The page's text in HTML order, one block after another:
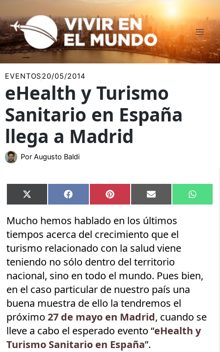
al
contenido
EVENTOS20/05/2014
eHealth y Turismo
Sanitario en España
llega a Madrid
Por Augusto Baldi
Compartir
en
X
(Twitter)
Compartir
en
Facebook Compartir
en
Pinterest Compartir
en
Email
en
Mucho hemos hablado en los últimos
tiempos acerca del crecimiento que el
turismo relacionado con la salud viene
teniendo no sólo dentro del territorio
nacional, sino en todo el mundo. Pues bien,
en el caso particular de nuestro país una
buena muestra de ello la tendremos el
próximo27 de mayo en Madrid, cuando se
lleve a cabo el esperado evento “eHealth y
Turismo Sanitario en España”.